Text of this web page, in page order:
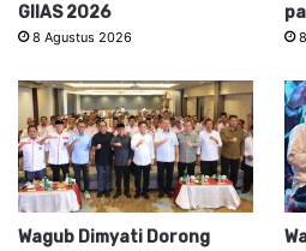
GIIAS 2026
8 Agustus 2026
Wagub Dimyati Dorong